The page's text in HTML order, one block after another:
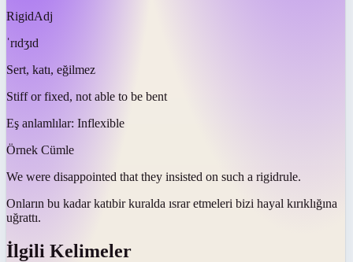
RigidAdj
ˈrɪdʒɪd
Sert, katı, eğilmez
Stiff or fixed, not able to be bent
Eş anlamlılar: Inflexible
Örnek Cümle
We were disappointed that they insisted on such a rigidrule.
Onların bu kadar katıbir kuralda ısrar etmeleri bizi hayal kırıklığına
uğrattı.
İlgili Kelimeler